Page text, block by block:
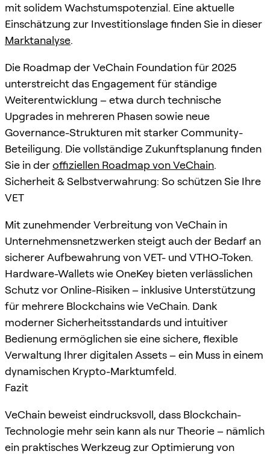
mit solidem Wachstumspotenzial. Eine aktuelle
Einschätzung zur Investitionslage finden Sie in dieser
Marktanalyse.
Die Roadmap der VeChain Foundation für 2025
unterstreicht das Engagement für ständige
Weiterentwicklung – etwa durch technische
Upgrades in mehreren Phasen sowie neue
Governance-Strukturen mit starker Community-
Beteiligung. Die vollständige Zukunftsplanung finden
Sie in deroffiziellen Roadmap von VeChain.
Sicherheit & Selbstverwahrung: So schützen Sie Ihre
VET
Mit zunehmender Verbreitung von VeChain in
Unternehmensnetzwerken steigt auch der Bedarf an
sicherer Aufbewahrung von VET- und VTHO-Token.
Hardware-Wallets wie OneKey bieten verlässlichen
Schutz vor Online-Risiken – inklusive Unterstützung
für mehrere Blockchains wie VeChain. Dank
moderner Sicherheitsstandards und intuitiver
Bedienung ermöglichen sie eine sichere, flexible
Verwaltung Ihrer digitalen Assets – ein Muss in einem
dynamischen Krypto-Marktumfeld.
Fazit
VeChain beweist eindrucksvoll, dass Blockchain-
Technologie mehr sein kann als nur Theorie – nämlich
ein praktisches Werkzeug zur Optimierung von